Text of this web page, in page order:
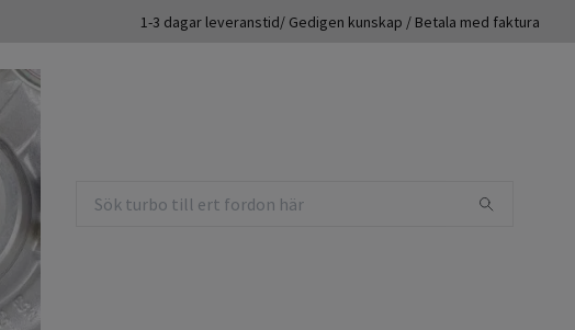
1-3 dagar leveranstid/ Gedigen kunskap / Betala med faktura